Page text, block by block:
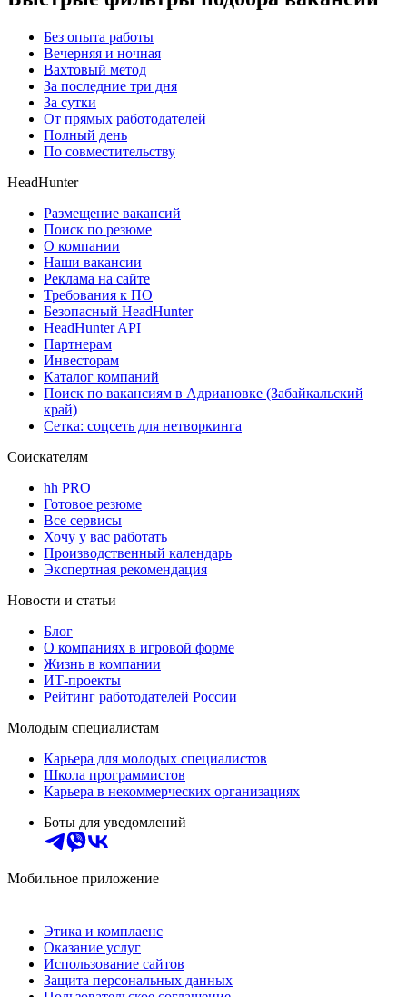
Без опыта работы
Вечерняя и ночная
Вахтовый метод
За последние три дня
За сутки
От прямых работодателей
Полный день
По совместительству
HeadHunter
Размещение вакансий
Поиск по резюме
О компании
Наши вакансии
Реклама на сайте
Требования к ПО
Безопасный HeadHunter
HeadHunter API
Партнерам
Инвесторам
Каталог компаний
Поиск по вакансиям в Адриановке (Забайкальский
край)
Сетка: соцсеть для нетворкинга
Соискателям
hh PRO
Готовое резюме
Все сервисы
Хочу у вас работать
Производственный календарь
Экспертная рекомендация
Новости и статьи
Блог
О компаниях в игровой форме
Жизнь в компании
ИТ-проекты
Рейтинг работодателей России
Молодым специалистам
Карьера для молодых специалистов
Школа программистов
Карьера в некоммерческих организациях
Боты для уведомлений
Мобильное приложение
Этика и комплаенс
Оказание услуг
Использование сайтов
Защита персональных данных